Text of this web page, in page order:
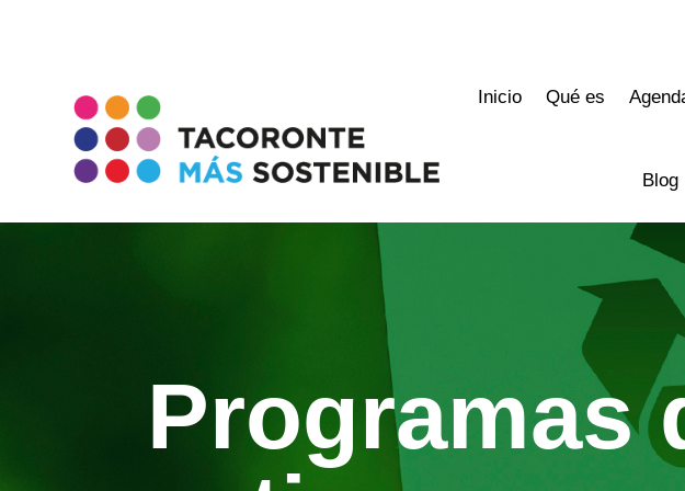
Inicio Qué es
Blog
Programas